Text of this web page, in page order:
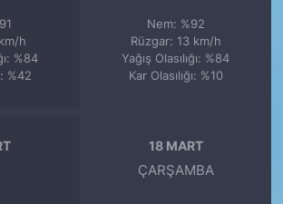
h
%84
%42
Nem: %92
Rüzgar: 13 km/h
Yağış Olasılığı: %84
Kar Olasılığı: %10
18 MART
ÇARŞAMBA